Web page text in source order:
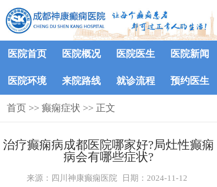
医院首页 医院概况 医院医生 医院新闻
医院环境 来院路线 就诊流程 预约医生
首页 >> 癫痫症状 >> 正文
治疗癫痫病成都医院哪家好?局灶性癫痫
病会有哪些症状?
来源：四川神康癫痫医院 日期：2024-11-12